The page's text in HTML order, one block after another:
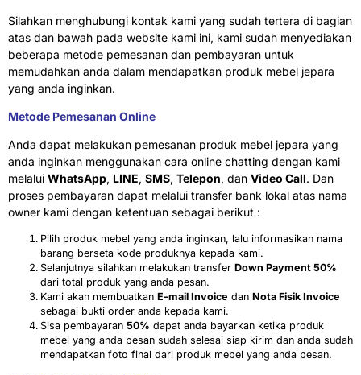
Silahkan menghubungi kontak kami yang sudah tertera di bagian
atas dan bawah pada website kami ini, kami sudah menyediakan
beberapa metode pemesanan dan pembayaran untuk
memudahkan anda dalam mendapatkan produk mebel jepara
yang anda inginkan.
Metode Pemesanan Online
Anda dapat melakukan pemesanan produk mebel jepara yang
anda inginkan menggunakan cara online chatting dengan kami
melalui WhatsApp, LINE, SMS, Telepon, dan Video Call. Dan
proses pembayaran dapat melalui transfer bank lokal atas nama
owner kami dengan ketentuan sebagai berikut :
Pilih produk mebel yang anda inginkan, lalu informasikan nama
barang berseta kode produknya kepada kami.
Selanjutnya silahkan melakukan transfer Down Payment 50%
dari total produk yang anda pesan.
Kami akan membuatkan E-mail Invoice dan Nota Fisik Invoice
sebagai bukti order anda kepada kami.
Sisa pembayaran 50% dapat anda bayarkan ketika produk
mebel yang anda pesan sudah selesai siap kirim dan anda sudah
mendapatkan foto final dari produk mebel yang anda pesan.